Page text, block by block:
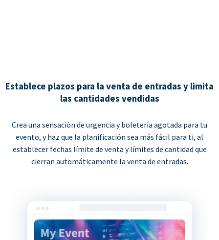
Establece plazos para la venta de entradas y limita
las cantidades vendidas
Crea una sensación de urgencia y boletería agotada para tu
evento, y haz que la planificación sea más fácil para ti, al
establecer fechas límite de venta y límites de cantidad que
cierran automáticamente la venta de entradas.